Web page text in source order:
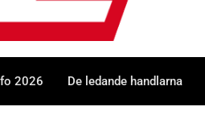
2026 De ledande handlarna